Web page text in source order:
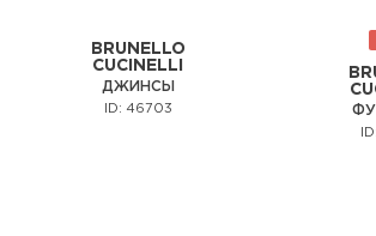
BRUNELLO
CUCINELLI
ДЖИНСЫ
ID: 46703